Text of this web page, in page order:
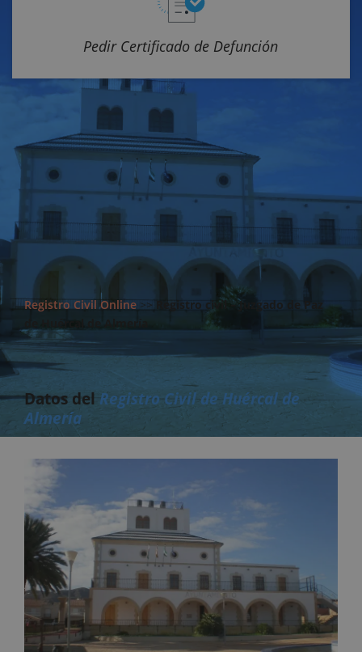
Pedir Certificado de Defunción
Registro Civil Online >>
Registro civil – Juzgado de Paz
Datos del Registro Civil de Huércal de
Almería